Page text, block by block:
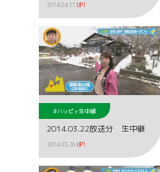
2014.04.11 UP!
#ハッピィ生中継
2014.03.22放送分 生中継
2014.03.26 UP!